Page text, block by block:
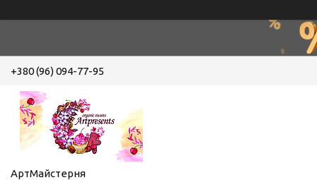
+380 (96) 094-77-95
АртМайстерня